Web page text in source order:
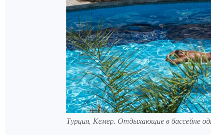
Турция, Кемер. Отдыхающие в бассейне